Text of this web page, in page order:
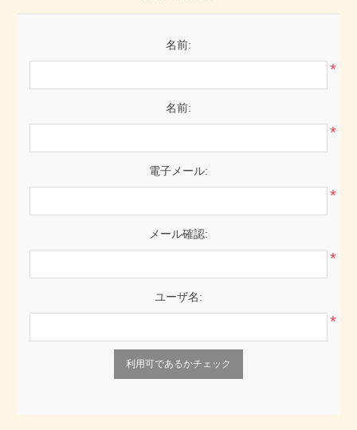
名前:
*
名前:
*
電子メール:
*
メール確認:
*
ユーザ名:
*
利用可であるかチェック